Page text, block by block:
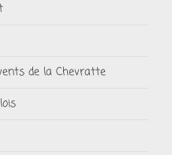
de la Chevratte